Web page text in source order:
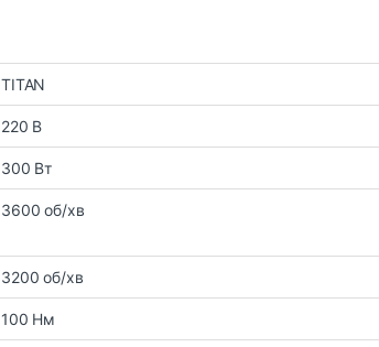
TITAN
220 В
300 Вт
3600 об/хв
3200 об/хв
100 Нм